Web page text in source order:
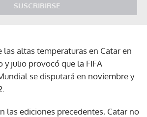
SUSCRIBIRSE
las altas temperaturas en Catar en
y julio provocó que la FIFA
se disputará en noviembre y
las ediciones precedentes, Catar no